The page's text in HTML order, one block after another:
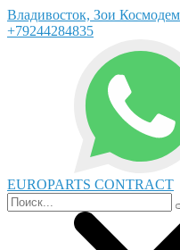
Владивосток, Зои
+79244284835
EUROPARTS CONTRACT